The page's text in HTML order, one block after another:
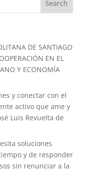
DE SANTIAGO
EN EL
Y ECONOMÍA
y conectar con el
activo que ame y
Luis Revuelta de
soluciones
y de responder
sin renunciar a la